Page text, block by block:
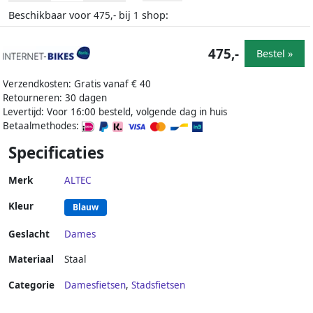
Beschikbaar voor 475,- bij 1 shop:
Verzendkosten: Gratis vanaf € 40
Retourneren: 30 dagen
Levertijd: Voor 16:00 besteld, volgende dag in huis
Betaalmethodes:
475,- Bestel »
Specificaties
Merk ALTEC
Kleur Blauw
Geslacht
Dames
Materiaal
Staal
Categorie Damesfietsen, Stadsfietsen